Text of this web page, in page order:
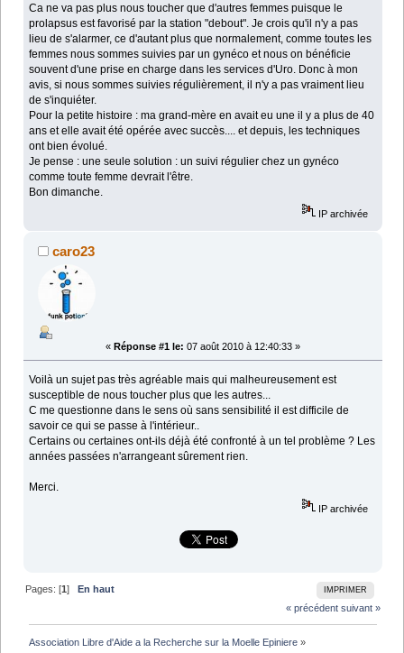
Ca ne va pas plus nous toucher que d'autres femmes puisque le
prolapsus est favorisé par la station "debout". Je crois qu'il n'y a pas
lieu de s'alarmer, ce d'autant plus que normalement, comme toutes les
femmes nous sommes suivies par un gynéco et nous on bénéficie
souvent d'une prise en charge dans les services d'Uro. Donc à mon
avis, si nous sommes suivies régulièrement, il n'y a pas vraiment lieu
de s'inquiéter.
Pour la petite histoire : ma grand-mère en avait eu une il y a plus de 40
ans et elle avait été opérée avec succès.... et depuis, les techniques
ont bien évolué.
Je pense : une seule solution : un suivi régulier chez un gynéco
comme toute femme devrait l'être.
Bon dimanche.
IP archivée
caro23
« Réponse #1 le: 07 août 2010 à 12:40:33 »
Voilà un sujet pas très agréable mais qui malheureusement est
susceptible de nous toucher plus que les autres...
C me questionne dans le sens où sans sensibilité il est difficile de
savoir ce qui se passe à l'intérieur..
Certains ou certaines ont-ils déjà été confronté à un tel problème ? Les
années passées n'arrangeant sûrement rien.
Merci.
IP archivée
IMPRIMER
Pages: [1]En haut
« précédent suivant »
Association Libre d'Aide a la Recherche sur la Moelle Epiniere »